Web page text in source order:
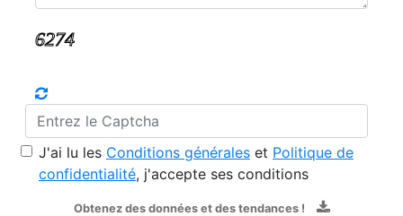
J'ai lu les Conditions générales et Politique de
confidentialité, j'accepte ses conditions
Obtenez des données et des tendances !